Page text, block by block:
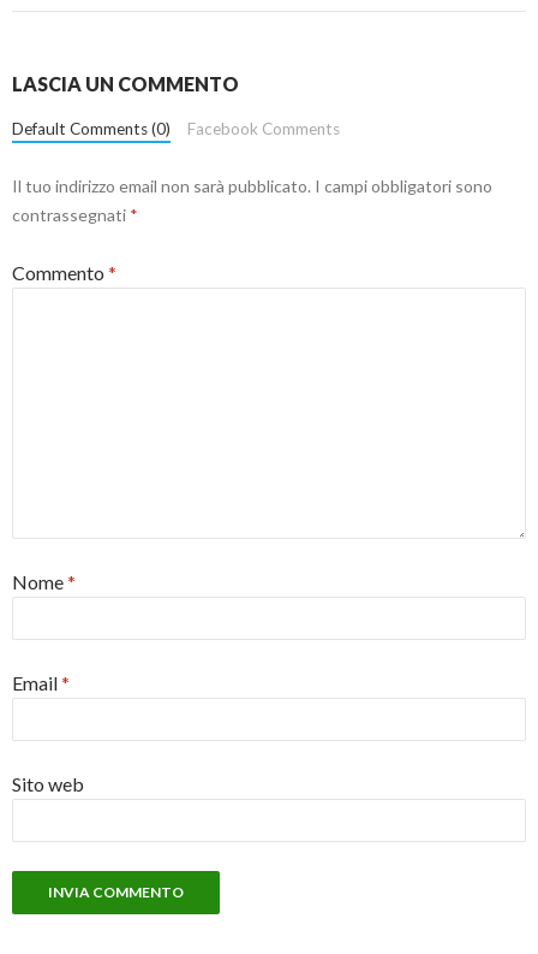
LASCIA UN COMMENTO
Default Comments (0) Facebook Comments
Il tuo indirizzo email non sarà pubblicato. I campi obbligatori sono
contrassegnati *
Commento *
Nome*
Email*
Sito web